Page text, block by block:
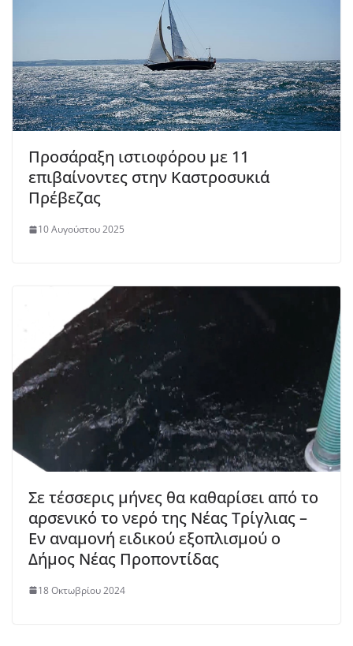
Προσάραξη ιστιοφόρου με 11
επιβαίνοντες στην Καστροσυκιά
Πρέβεζας
10 Αυγούστου 2025
Σε τέσσερις μήνες θα καθαρίσει από το
αρσενικό το νερό της Νέας Τρίγλιας –
Εν αναμονή ειδικού εξοπλισμού ο
Δήμος Νέας Προποντίδας
18 Οκτωβρίου 2024